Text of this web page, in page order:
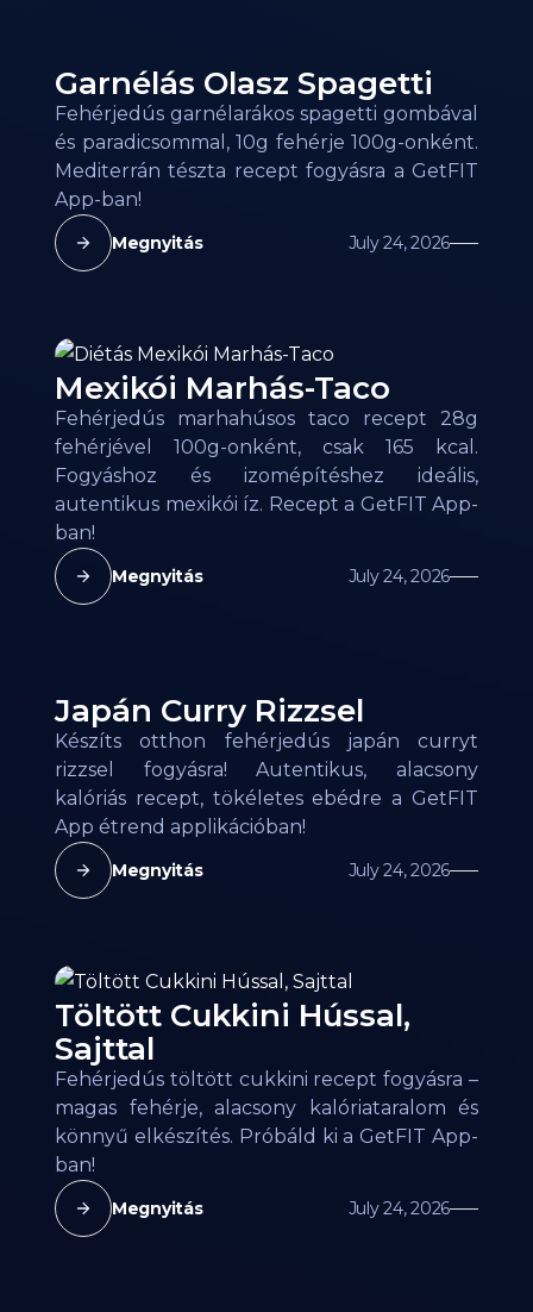
Garnélás Olasz Spagetti
Fehérjedús garnélarákos spagetti gombával
és paradicsommal, 10g fehérje 100g-onként.
Mediterrán tészta recept fogyásra a GetFIT
App-ban!
Megnyitás July 24, 2026
Mexikói Marhás-Taco
Fehérjedús marhahúsos taco recept 28g
fehérjével 100g-onként, csak 165 kcal.
Fogyáshoz és izomépítéshez ideális,
autentikus mexikói íz. Recept a GetFIT App-
ban!
Megnyitás July 24, 2026
Japán Curry Rizzsel
Készíts otthon fehérjedús japán curryt
rizzsel fogyásra! Autentikus, alacsony
kalóriás recept, tökéletes ebédre a GetFIT
App étrend applikációban!
Megnyitás July 24, 2026
Töltött Cukkini Hússal,
Sajttal
Fehérjedús töltött cukkini recept fogyásra –
magas fehérje, alacsony kalóriataralom és
könnyű elkészítés. Próbáld ki a GetFIT App-
ban!
Megnyitás July 24, 2026